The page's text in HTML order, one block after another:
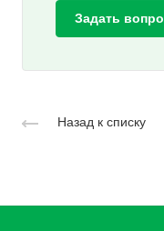
Задать
Назад к списку